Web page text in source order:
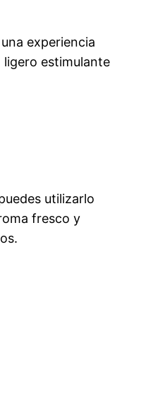
experiencia
ligero estimulante
utilizarlo
fresco y